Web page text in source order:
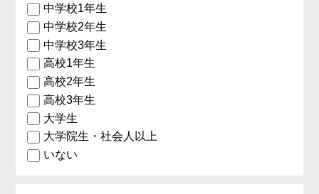
中学校1年生
中学校2年生
中学校3年生
高校1年生
高校2年生
高校3年生
大学生
大学院生・社会人以上
いない